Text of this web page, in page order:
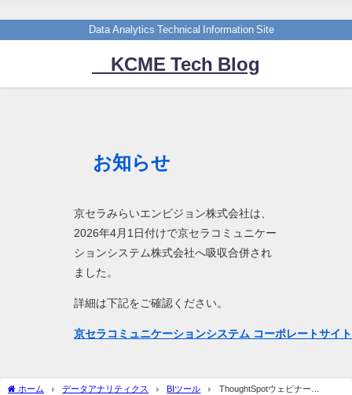
Data Analytics Technical Information Site
KCME Tech Blog
お知らせ
京セラみらいエンビジョン株式会社は、
2026年4月1日付けで京セラコミュニケー
ションシステム株式会社へ吸収合併され
ました。
詳細は下記をご確認ください。
京セラコミュニケーションシステム コーポレートサイ
ホーム データアナリティクス BIツール
ThoughtSpotウェビナー